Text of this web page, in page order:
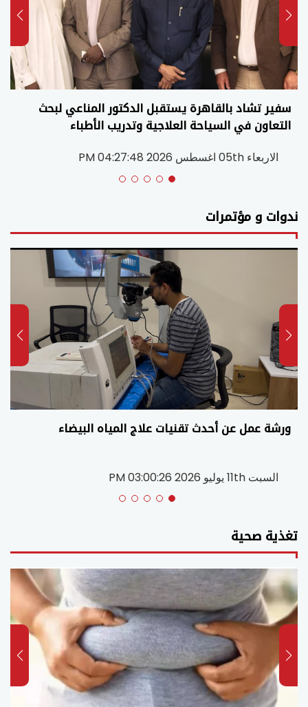
سفير تشاد بالقاهرة يستقبل الدكتور المناعي لبحث
التعاون في السياحة العلاجية وتدريب الأطباء
الاربعاء 05th اغسطس 2026 04:27:48 PM
ندوات و مؤتمرات
ورشة عمل عن أحدث تقنيات علاج المياه البيضاء
السبت 11th يوليو 2026 03:00:26 PM
تغذية صحية